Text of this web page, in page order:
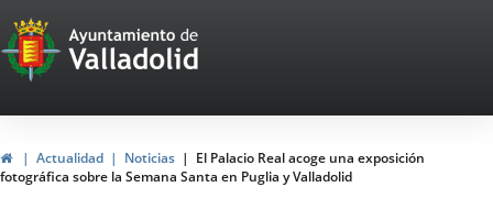
Portal
Web
del
Ayuntamiento
de
InicioActualidad Noticias
El Palacio Real acoge una exposición
fotográfica sobre la Semana Santa en Puglia y Valladolid